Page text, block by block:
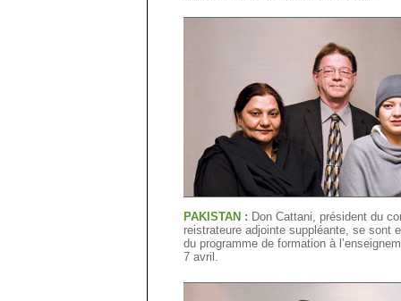
PAKISTAN : Don Cattani, président du
reistrateure adjointe suppléante, se sont
du programme de formation à
7 avril.